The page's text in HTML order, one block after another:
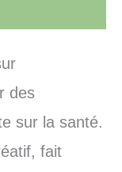
des
sur la santé.
fait